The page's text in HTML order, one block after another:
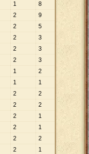
1
8
2
9
2
5
2
3
2
3
2
3
1
2
1
1
2
2
2
2
2
1
2
1
2
2
2
1